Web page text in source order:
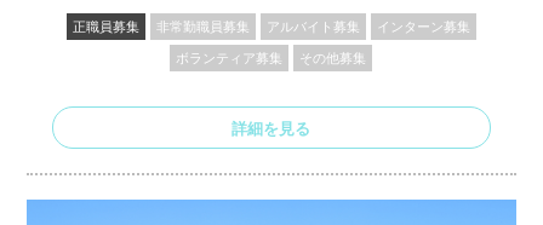
正職員募集 非常勤職員募集 アルバイト募集 インターン募集
ボランティア募集 その他募集
詳細を見る